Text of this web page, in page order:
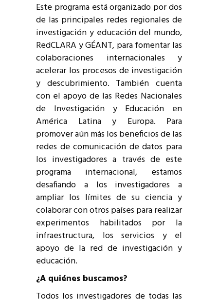
Este programa está organizado por dos
de las principales redes regionales de
investigación y educación del mundo,
RedCLARA y GÉANT, para fomentar las
colaboraciones internacionales y
acelerar los procesos de investigación
y descubrimiento. También cuenta
con el apoyo de las Redes Nacionales
de Investigación y Educación en
América Latina y Europa. Para
promover aún más los beneficios de las
redes de comunicación de datos para
los investigadores a través de este
programa internacional, estamos
desafiando a los investigadores a
ampliar los límites de su ciencia y
colaborar con otros países para realizar
experimentos habilitados por la
infraestructura, los servicios y el
apoyo de la red de investigación y
educación.
¿A quiénes buscamos?
Todos los investigadores de todas las